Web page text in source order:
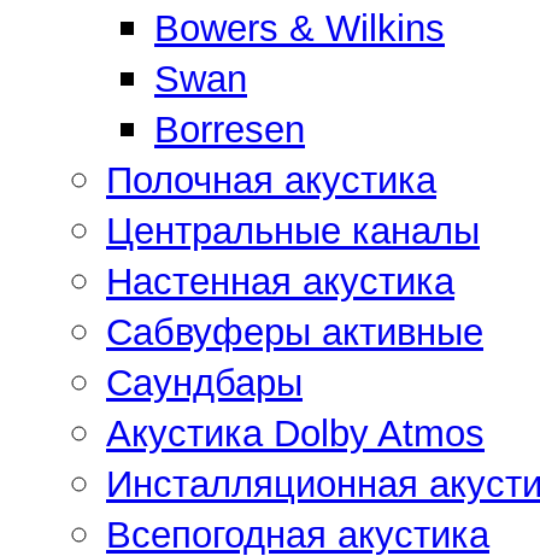
Bowers & Wilkins
Swan
Borresen
Полочная акустика
Центральные каналы
Настенная акустика
Сабвуферы активные
Саундбары
Акустика Dolby Atmos
Инсталляционная
Всепогодная акустика